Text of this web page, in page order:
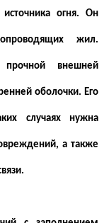
источника огня. Он
жил.
прочной внешней
оболочки. Его
случаях нужна
а также